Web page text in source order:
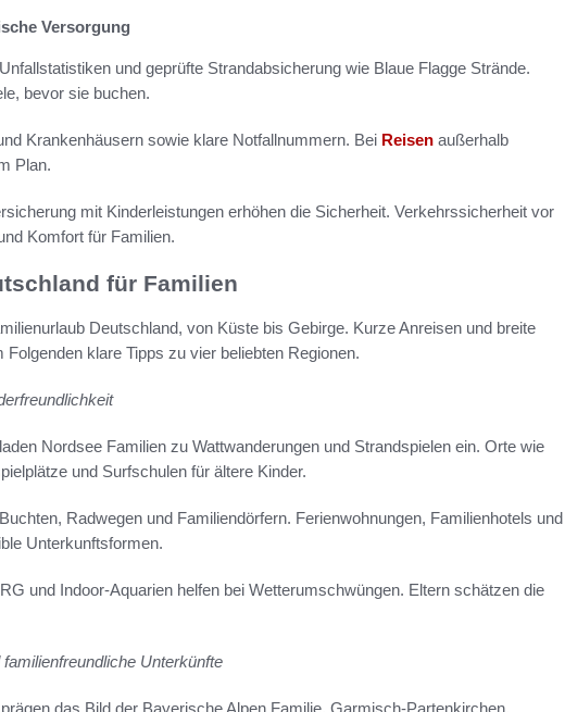
Versorgung
und geprüfte Strandabsicherung wie Blaue Flagge Strände.
bevor sie buchen.
Krankenhäusern sowie klare Notfallnummern. Bei Reisen außerhalb
Plan.
mit Kinderleistungen erhöhen die Sicherheit. Verkehrssicherheit vor
Komfort für Familien.
für Familien
Deutschland, von Küste bis Gebirge. Kurze Anreisen und breite
klare Tipps zu vier beliebten Regionen.
Nordsee Familien zu Wattwanderungen und Strandspielen ein. Orte wie
und Surfschulen für ältere Kinder.
Radwegen und Familiendörfern. Ferienwohnungen, Familienhotels und
Unterkunftsformen.
und Indoor-Aquarien helfen bei Wetterumschwüngen. Eltern schätzen die
Unterkünfte
das Bild der Bayerische Alpen Familie. Garmisch-Partenkirchen,